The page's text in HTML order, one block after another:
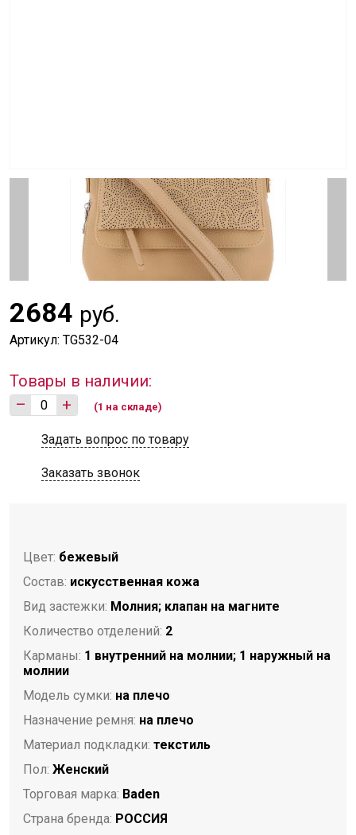
2684 руб.
Артикул: TG532-04
Товары в наличии:
–
+ (1 на складе)
Задать вопрос по товару
Заказать звонок
Цвет: бежевый
Состав: искусственная кожа
Вид застежки: Молния; клапан на магните
Количество отделений: 2
Карманы: 1 внутренний на молнии; 1 наружный на
молнии
Модель сумки: на плечо
Назначение ремня: на плечо
Материал подкладки: текстиль
Пол: Женский
Торговая марка: Baden
Страна бренда: РОССИЯ